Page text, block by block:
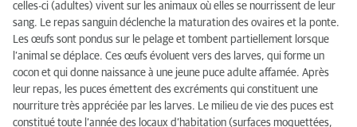
celles-ci (adultes) vivent sur les animaux où elles se nourrissent de leur
sang. Le repas sanguin déclenche la maturation des ovaires et la ponte.
Les œufs sont pondus sur le pelage et tombent partiellement lorsque
l’animal se déplace. Ces œufs évoluent vers des larves, qui forme un
cocon et qui donne naissance à une jeune puce adulte affamée. Après
leur repas, les puces émettent des excréments qui constituent une
nourriture très appréciée par les larves. Le milieu de vie des puces est
constitué toute l’année des locaux d’habitation (surfaces moquettées,